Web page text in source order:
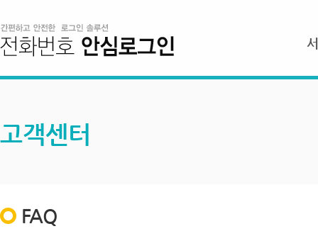
고객센터
FAQ